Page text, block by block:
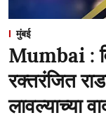
मुंबई
Mumbai :
रक्तरंजित
लावल्याच्या